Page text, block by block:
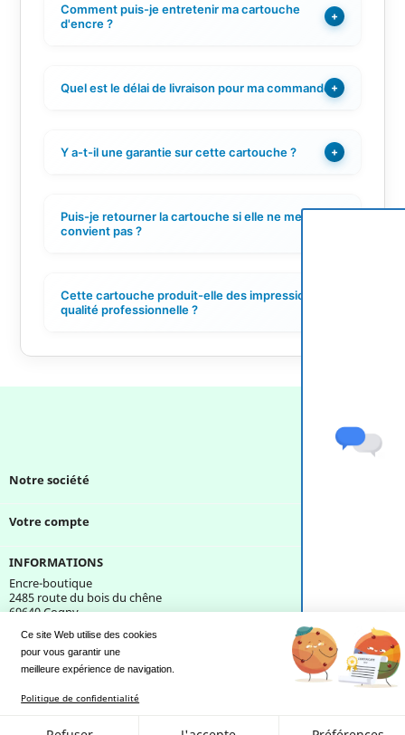
Ce site Web utilise des cookies
pour vous garantir une
meilleure expérience de navigation.
Politique de confidentialité
Une question ?
Comment puis-je entretenir ma cartouche
d'encre ?
+
Quel est le délai de livraison pour ma commande ?
+
Y a-t-il une garantie sur cette cartouche ? +
Puis-je retourner la cartouche si elle ne me
convient pas ?
Cette cartouche produit-elle des impressions de
qualité professionnelle ?
Notre société
Votre compte
INFORMATIONS
Encre-boutique
2485 route du bois du chêne
69640 Cogny